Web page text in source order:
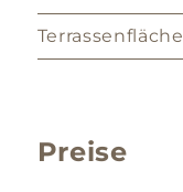
Terrassenfläche
Preise